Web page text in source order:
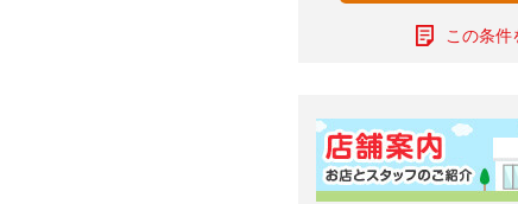
この条件